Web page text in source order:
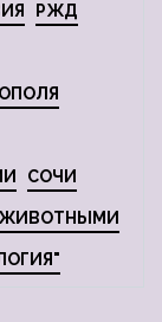
РЖД
СОЧИ
ЖИВОТНЫМИ